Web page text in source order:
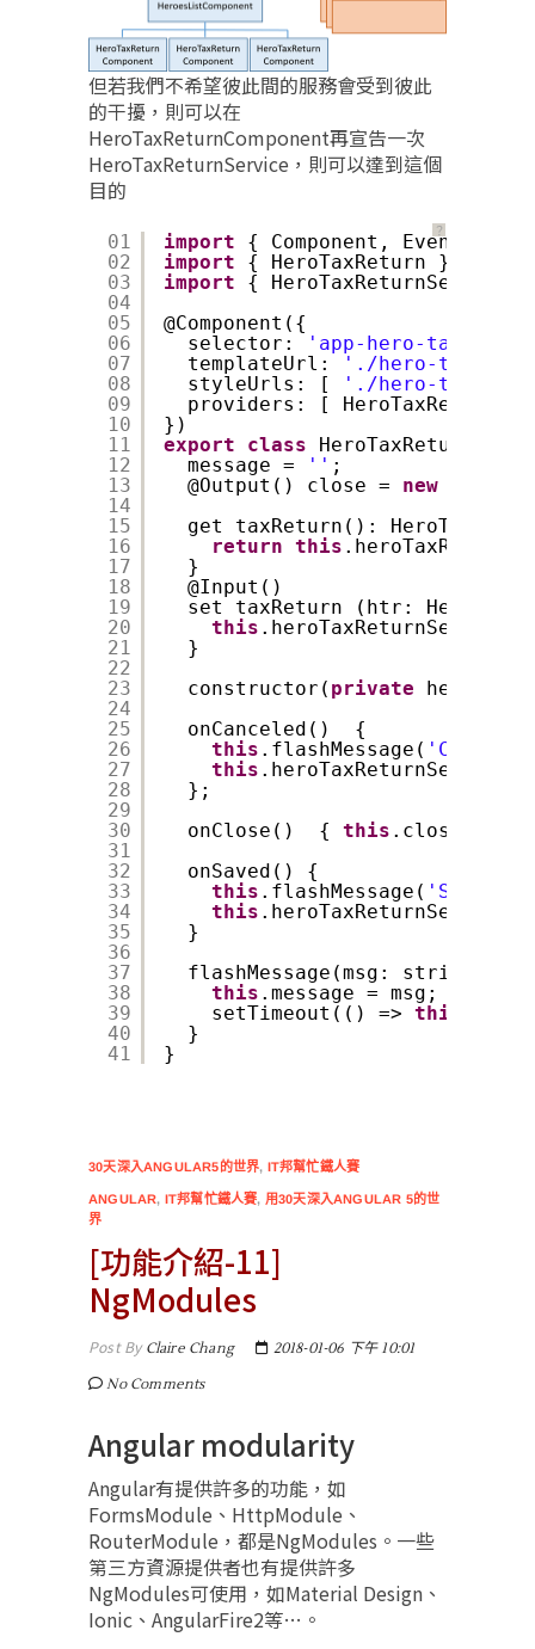
但若我們不希望彼此間的服務會受到彼此
的干擾，則可以在
HeroTaxReturnComponent再宣告一次
HeroTaxReturnService，則可以達到這個
目的
？
01
02
03
04
05
06
07
08
09
10
11
12
13
14
15
16
17
18
19
20
21
22
23
24
25
26
27
28
29
30
31
32
33
34
35
36
37
38
39
40
41
import
{ Component,
import
{ HeroTaxReturn }
import
{
@Component({
selector:
'app-hero-tax-
templateUrl:
'./hero-tax-
styleUrls: [
'./hero-tax-
providers: [
})
export
class
message =
'' ;
@Output() close = new
get taxReturn():
return this
}
@Input()
set taxReturn (htr:
this
}
constructor( private
onCanceled()  {
this .flashMessage(
this
};
onClose()  { this
onSaved() {
this .flashMessage( 'Saved'
this
}
flashMessage(msg: string) {
this .message = msg;
setTimeout(() => this
}
}
30天深入ANGULAR5的世界, IT邦幫忙鐵人賽
ANGULAR, IT邦幫忙鐵人賽, 用30天深入ANGULAR 5的世
界
[功能介紹-11]
NgModules
Post ByClaire Chang
2018-01-06 下午 10:01
No Comments
Angular modularity
Angular有提供許多的功能，如
FormsModule、HttpModule、
RouterModule，都是NgModules。一些
第三方資源提供者也有提供許多
NgModules可使用，如Material Design、
Ionic、AngularFire2等…。